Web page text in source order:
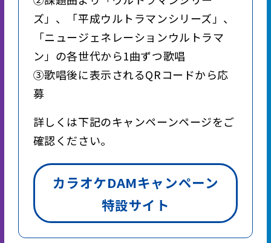
ズ」、「平成ウルトラマンシリーズ」、
「ニュージェネレーションウルトラマ
ン」の各世代から1曲ずつ歌唱
③歌唱後に表示されるQRコードから応
募
詳しくは下記のキャンペーンページをご
確認ください。
カラオケDAMキャンペーン
特設サイト